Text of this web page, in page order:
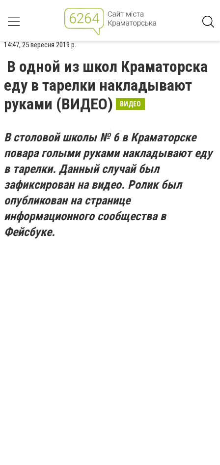
14:47, 25 вересня 2019 р.
В одной из школ Краматорска
еду в тарелки накладывают
руками (ВИДЕО)
ВИДЕО
В столовой школы № 6 в Краматорске
повара голыми руками накладывают еду
в тарелки. Данный случай был
зафиксирован на видео. Ролик был
опубликован на странице
информационного сообщества в
Фейсбуке.